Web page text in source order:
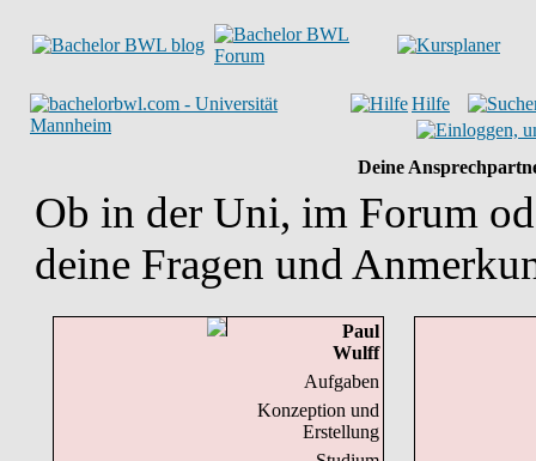
Hilfe
Deine
Ob in der Uni, im Forum
deine Fragen und
Paul
Wulff
Aufgaben
Konzeption und
Erstellung